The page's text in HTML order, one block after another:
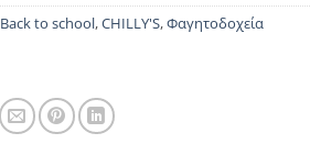
Back to school,CHILLY'S,Φαγητοδοχεία